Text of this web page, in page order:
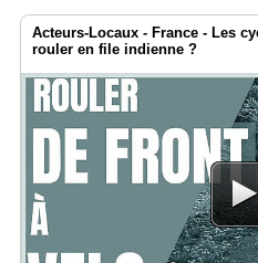
Acteurs-Locaux - France - Les
rouler en file indienne ?